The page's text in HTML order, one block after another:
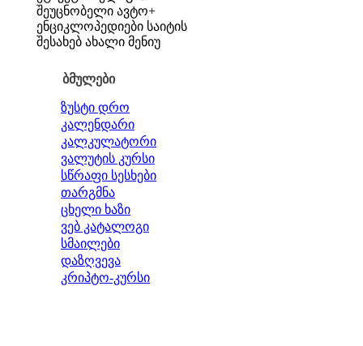
შეუცნობელი ავტო+
ენციკლოპედიები საიტის
შესახებ ახალი მენიუ
ბმულები
ზუსტი დრო
კალენდარი
კალკულატორი
ვალუტის კურსი
სწრაფი სესხები
თარგმნა
ცხელი ხაზი
ვებ კატალოგი
სმაილები
დაზღვევა
კრიპტო-კურსი